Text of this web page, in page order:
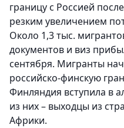
границу с Россией
резким увеличением
Около 1,3 тыс.
документов и виз
сентября. Мигранты
российско-финскую
Финляндия вступила в
из них – выходцы из
Африки.